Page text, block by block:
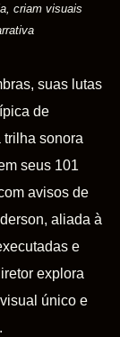
criam visuais
suas lutas
de
trilha sonora
seus 101
avisos de
aliada à
e
explora
único e